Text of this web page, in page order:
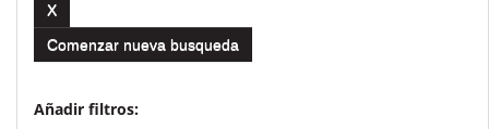
Comenzar nueva busqueda
Añadir filtros: